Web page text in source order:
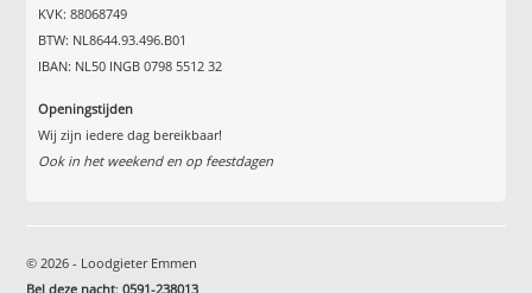
KVK: 88068749
BTW: NL8644.93.496.B01
IBAN: NL50 INGB 0798 5512 32
Openingstijden
Wij zijn iedere dag bereikbaar!
Ook in het weekend en op feestdagen
© 2026 - Loodgieter Emmen
Bel deze nacht:0591-238013